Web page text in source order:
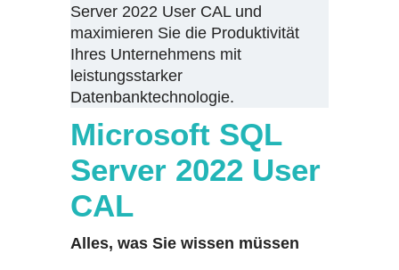
Server 2022 User CAL und
maximieren Sie die Produktivität
Ihres Unternehmens mit
leistungsstarker
Datenbanktechnologie.
Microsoft SQL
Server 2022 User
CAL
Alles, was Sie wissen müssen